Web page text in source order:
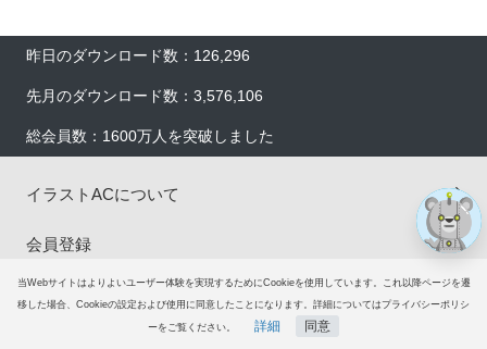
当Webサイトはよりよいユーザー体験を実現するためにCookieを使用しています。これ以降ページを遷
移した場合、Cookieの設定および使用に同意したことになります。詳細についてはプライバシーポリシ
ーをご覧ください。 詳細 同意
昨日のダウンロード数：126,296
先月のダウンロード数：3,576,106
総会員数：1600万人を突破しました
イラストACについて
会員登録
プレミアム会員サービス